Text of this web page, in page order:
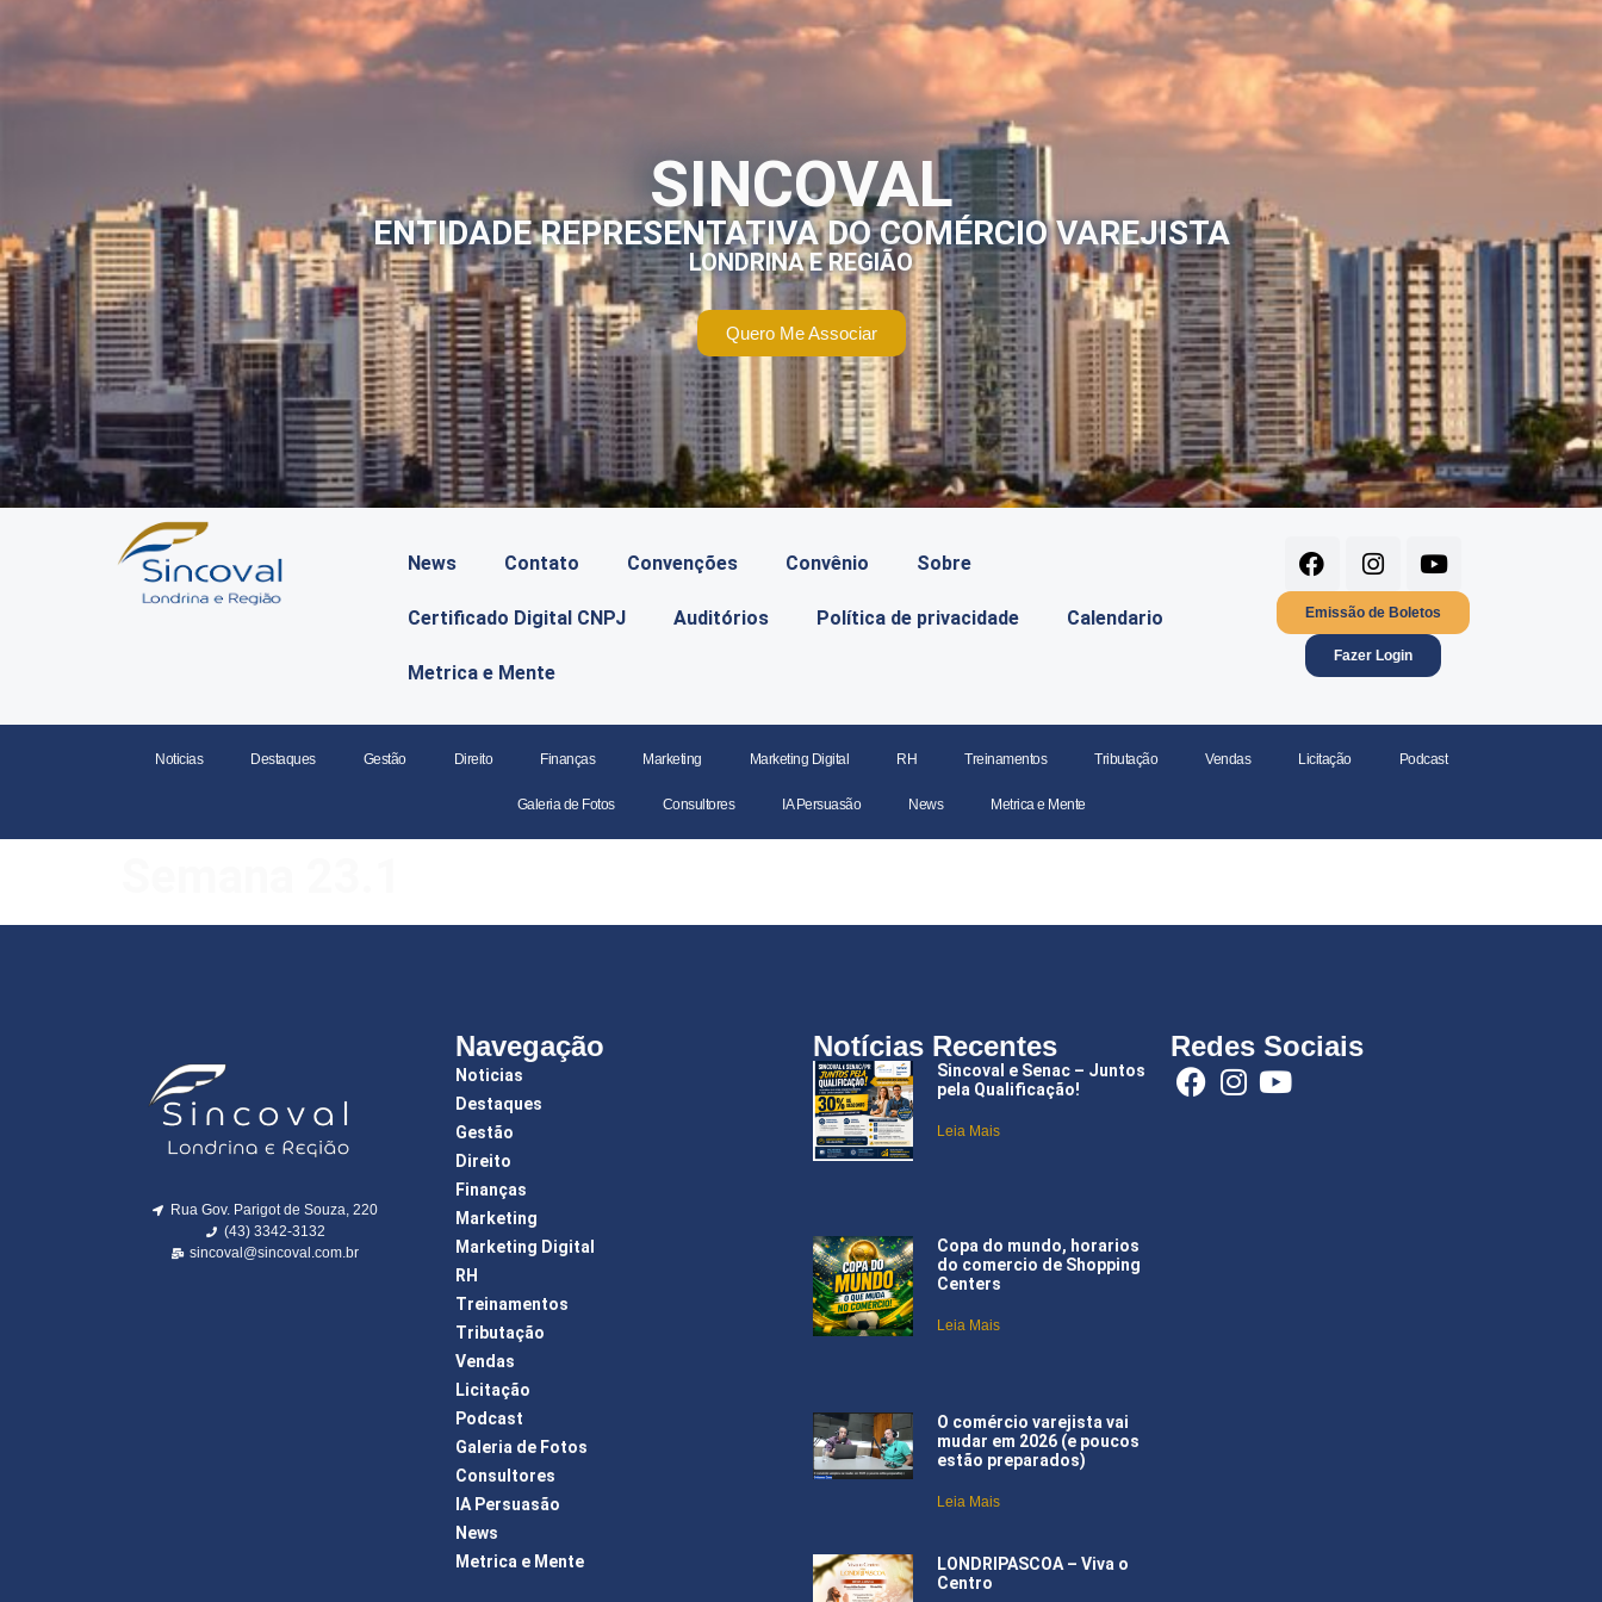
SINCOVAL
ENTIDADE REPRESENTATIVA DO COMÉRCIO VAREJISTA
LONDRINA E REGIÃO
Quero Me Associar
News Contato Convenções Convênio Sobre
Certificado Digital CNPJ Auditórios Política de privacidade Calendario
Metrica e Mente
Emissão de Boletos
Fazer Login
Noticias Destaques Gestão Direito Finanças Marketing Marketing Digital RH Treinamentos Tributação Vendas Licitação Podcast
Galeria de Fotos Consultores IA Persuasão News Metrica e Mente
Rua Gov. Parigot de Souza, 220
(43) 3342-3132
sincoval@sincoval.com.br
Navegação
Noticias
Destaques
Gestão
Direito
Finanças
Marketing
Marketing Digital
RH
Treinamentos
Tributação
Vendas
Licitação
Podcast
Galeria de Fotos
Consultores
IA Persuasão
News
Metrica e Mente
Notícias Recentes
Sincoval e Senac – Juntos
pela Qualificação!
Leia Mais
Copa do mundo, horarios
do comercio de Shopping
Centers
Leia Mais
O comércio varejista vai
mudar em 2026 (e poucos
estão preparados)
Leia Mais
LONDRIPASCOA – Viva o
Centro
Redes Sociais